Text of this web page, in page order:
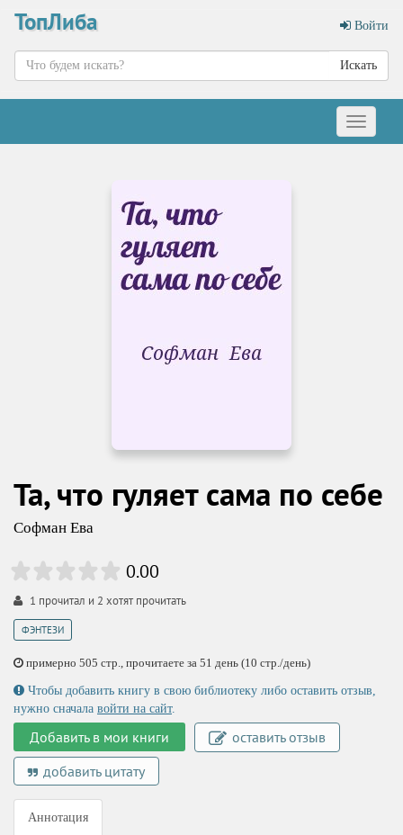
ТопЛиба Войти
Искать
Меню
Та, что гуляет сама по себе
Софман Ева
0.00
1 прочитал и 2 хотят прочитать
ФЭНТЕЗИ
примерно 505 стр., прочитаете за 51 день (10 стр./день)
Чтобы добавить книгу в свою библиотеку либо оставить отзыв,
нужно сначала войти на сайт.
Добавить в мои книги
оставить отзыв
добавить цитату
Аннотация